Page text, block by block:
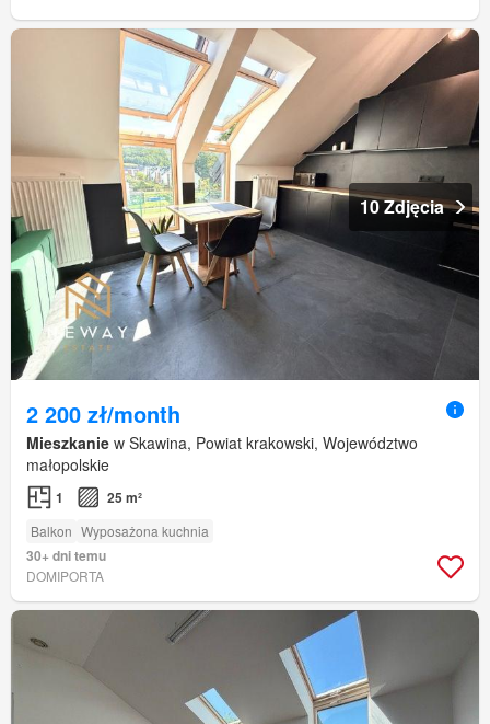
10 Zdjęcia
2 200 zł/month
Mieszkanie w Skawina, Powiat krakowski, Województwo
małopolskie
1 25 m²
Balkon Wyposażona kuchnia
30+ dni temu
DOMIPORTA